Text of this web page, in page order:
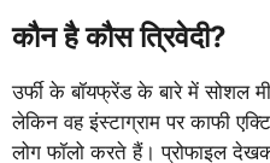
कौन है कौस त्रिवेदी?
उर्फी के बॉयफ्रेंड के बारे में सोशल
लेकिन वह इंस्टाग्राम पर काफी
लोग फॉलो करते हैं। प्रोफाइल